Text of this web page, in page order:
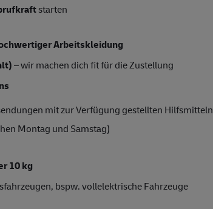
starten
Arbeitskleidung
– wir machen dich fit für die Zustellung
mit zur Verfügung gestellten Hilfsmitteln
Montag und Samstag)
10 kg
bspw. vollelektrische Fahrzeuge